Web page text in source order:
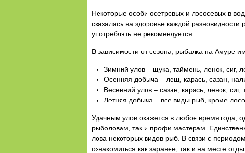
Некоторые особи осетровых и лососевых в
сказалась на здоровье каждой
употреблять не рекомендуется.
В зависимости от сезона, рыбалка на Амуре
Зимний улов – щука, таймень, ленок, сиг,
Осенняя добыча – лещ, карась, сазан,
Весенний улов – сазан, карась, ленок,
Летняя добыча – все виды рыб, кроме
Удачным улов окажется в любое время года,
рыболовам, так и профи мастерам.
лова некоторых видов рыб. В связи с
ознакомиться как заранее, так и на месте